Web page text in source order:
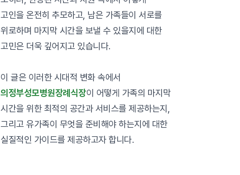
고인을 온전히 추모하고, 남은 가족들이 서로를
위로하며 마지막 시간을 보낼 수 있을지에 대한
고민은 더욱 깊어지고 있습니다.
이 글은 이러한 시대적 변화 속에서
의정부성모병원장례식장이 어떻게 가족의 마지막
시간을 위한 최적의 공간과 서비스를 제공하는지,
그리고 유가족이 무엇을 준비해야 하는지에 대한
실질적인 가이드를 제공하고자 합니다.